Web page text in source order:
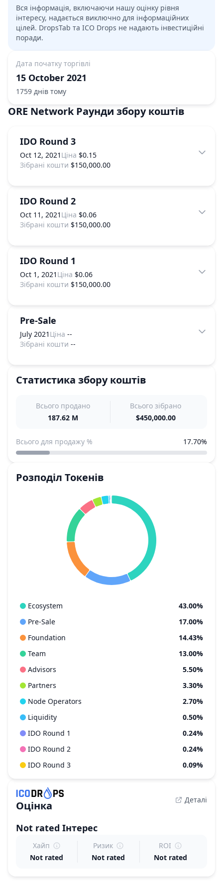
Вся інформація, включаючи нашу оцінку рівня
інтересу, надається виключно для інформаційних
цілей. DropsTab та ICO Drops не надають інвестиційні
поради.
Дата початку торгівлі
15 October 2021
1759 днів тому
ORE Network Раунди збору коштів
IDO Round 3
Oct 12, 2021 Ціна $0.15
Зібрані кошти $150,000.00
IDO Round 2
Oct 11, 2021 Ціна $0.06
Зібрані кошти $150,000.00
IDO Round 1
Oct 1, 2021 Ціна $0.06
Зібрані кошти $150,000.00
Pre-Sale
July 2021 Ціна --
Зібрані кошти --
Статистика збору коштів
Всього продано
187.62 M
Всього зібрано
$450,000.00
Всього для продажу % 17.70%
Розподіл Токенів
Ecosystem
43.00%
Pre-Sale
17.00%
Foundation
14.43%
Team
13.00%
Advisors
5.50%
Partners
3.30%
Node Operators
2.70%
Liquidity
0.50%
IDO Round 1
0.24%
IDO Round 2
0.24%
IDO Round 3
0.09%
Оцінка Деталі
Not rated Інтерес
Хайп
Not rated
Ризик
Not rated
ROI
Not rated